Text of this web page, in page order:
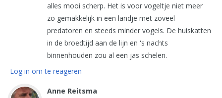
alles mooi scherp. Het is voor vogeltje niet meer
zo gemakkelijk in een landje met zoveel
predatoren en steeds minder vogels. De huiskatten
in de broedtijd aan de lijn en 's nachts
binnenhouden zou al een jas schelen.
Log in om te reageren
Anne Reitsma